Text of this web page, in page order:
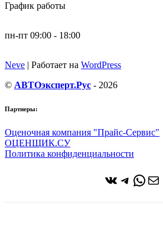
График работы
пн-пт 09:00 - 18:00
Neve | Работает на WordPress
© АВТОэксперт.Рус - 2026
Партнеры:
Оценочная компания "Прайс-Сервис"
ОЦЕНЩИК.СУ
Политика конфиденциальности
ВКонтакте